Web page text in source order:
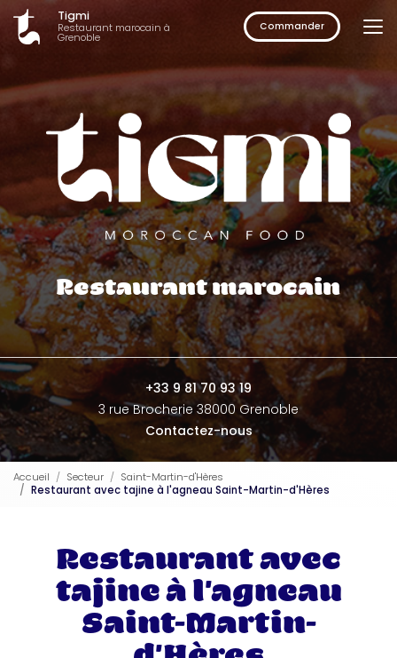
contenu
Tigmi
Restaurant marocain à
Grenoble
Commander
Restaurant marocain
+33 9 81 70 93 19
3 rue Brocherie 38000 Grenoble
Contactez-nous
Accueil Secteur
Saint-Martin-d'Hères
Restaurant avec tajine à l'agneau Saint-Martin-d'Hères
Restaurant avec
tajine à l'agneau
Saint-Martin-